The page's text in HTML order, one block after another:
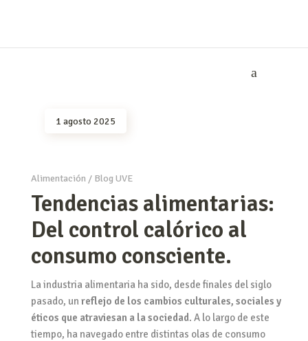
1 agosto 2025
Alimentación / Blog UVE
Tendencias alimentarias:
Del control calórico al
consumo consciente.
La industria alimentaria ha sido, desde finales del siglo
pasado, un reflejo de los cambios culturales, sociales y
éticos que atraviesan a la sociedad. A lo largo de este
tiempo, ha navegado entre distintas olas de consumo